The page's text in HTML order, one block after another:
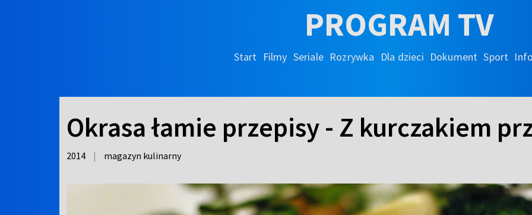
PROGRAM TV
Start Filmy Seriale Rozrywka Dla dzieci Dokument Sport
Okrasa łamie przepisy - Z kurczakiem
2014 | magazyn kulinarny